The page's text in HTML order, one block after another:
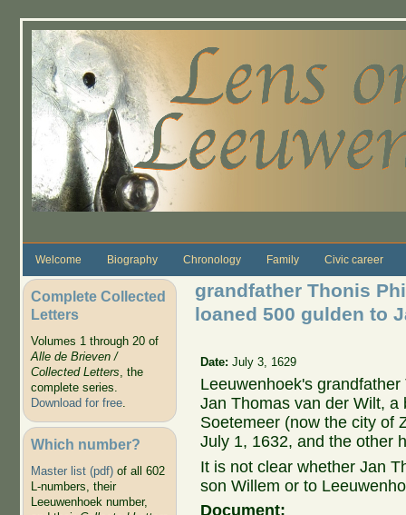
Welcome Biography Chronology Family Civic career
Complete Collected
Letters
Volumes 1 through 20 of
Alle de Brieven /
Collected Letters, the
complete series.
Download for free.
Which number?
Master list (pdf)of all 602
L-numbers, their
Leeuwenhoek number,
grandfather Thonis
loaned 500 gulden to
Date:July 3, 1629
Leeuwenhoek's
Jan Thomas van der Wilt,
Soetemeer (now the city of
July 1, 1632, and the other
It is not clear whether Jan
son Willem or to
Document: